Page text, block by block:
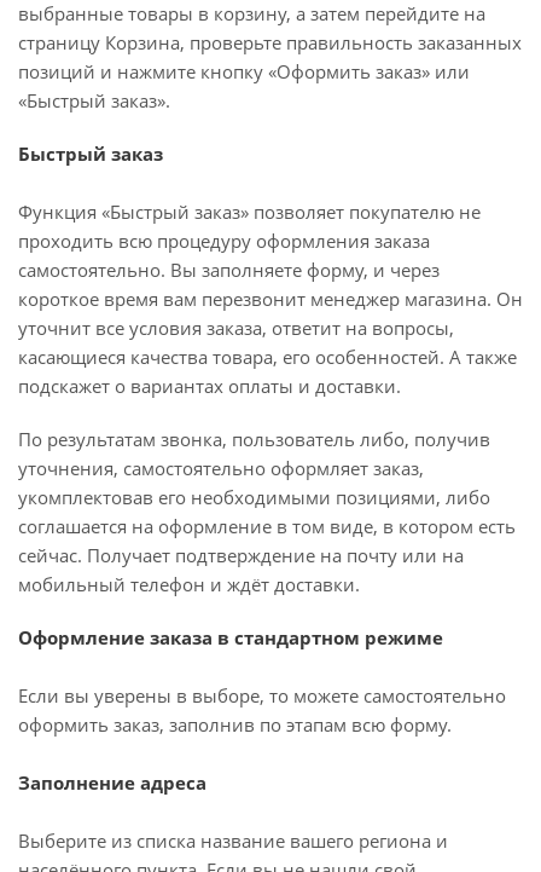
выбранные товары в корзину, а затем перейдите на
страницу Корзина, проверьте правильность заказанных
позиций и нажмите кнопку «Оформить заказ» или
«Быстрый заказ».
Быстрый заказ
Функция «Быстрый заказ» позволяет покупателю не
проходить всю процедуру оформления заказа
самостоятельно. Вы заполняете форму, и через
короткое время вам перезвонит менеджер магазина. Он
уточнит все условия заказа, ответит на вопросы,
касающиеся качества товара, его особенностей. А также
подскажет о вариантах оплаты и доставки.
По результатам звонка, пользователь либо, получив
уточнения, самостоятельно оформляет заказ,
укомплектовав его необходимыми позициями, либо
соглашается на оформление в том виде, в котором есть
сейчас. Получает подтверждение на почту или на
мобильный телефон и ждёт доставки.
Оформление заказа в стандартном режиме
Если вы уверены в выборе, то можете самостоятельно
оформить заказ, заполнив по этапам всю форму.
Заполнение адреса
Выберите из списка название вашего региона и